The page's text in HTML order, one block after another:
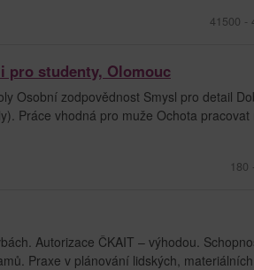
41500 -
pro studenty, Olomouc
Osobní zodpovědnost Smysl pro detail
Práce vhodná pro muže Ochota pracovat
180
Autorizace ČKAIT – výhodou.
Praxe v plánování lidských, materiálních